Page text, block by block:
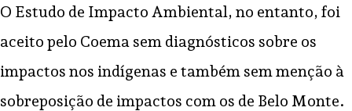
O Estudo de Impacto Ambiental, no entanto, foi
aceito pelo Coema sem diagnósticos sobre os
impactos nos indígenas e também sem menção à
sobreposição de impactos com os de Belo Monte.